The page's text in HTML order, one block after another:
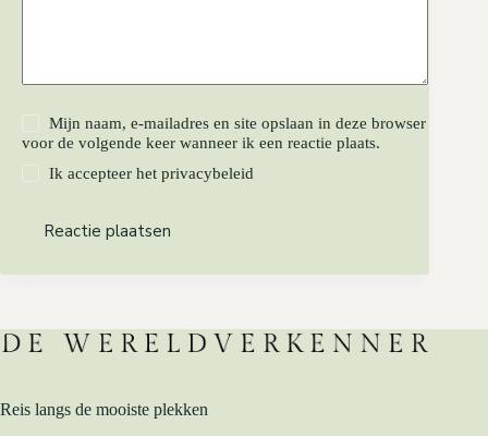
Mijn naam, e-mailadres en site opslaan in deze browser
voor de volgende keer wanneer ik een reactie plaats.
Ik accepteer hetprivacybeleid
Reactie plaatsen
Reis langs de mooiste plekken